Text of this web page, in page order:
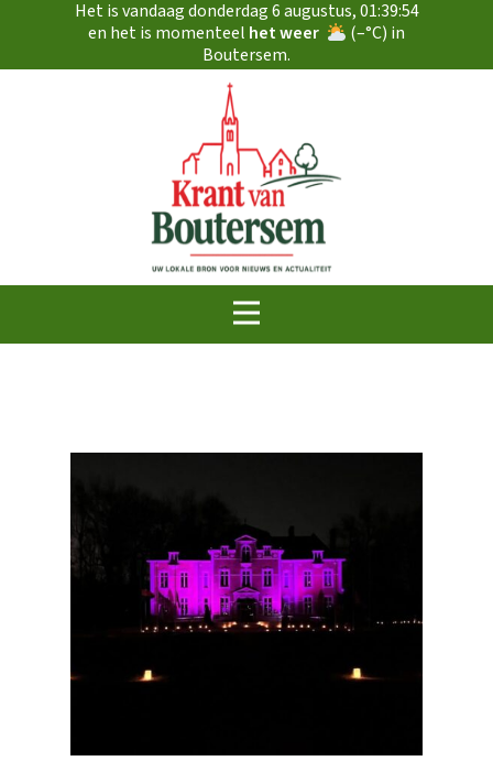
Het is vandaagdonderdag 6 augustus,01:39:54
en het is momenteel het weer (–°C) in
Boutersem.